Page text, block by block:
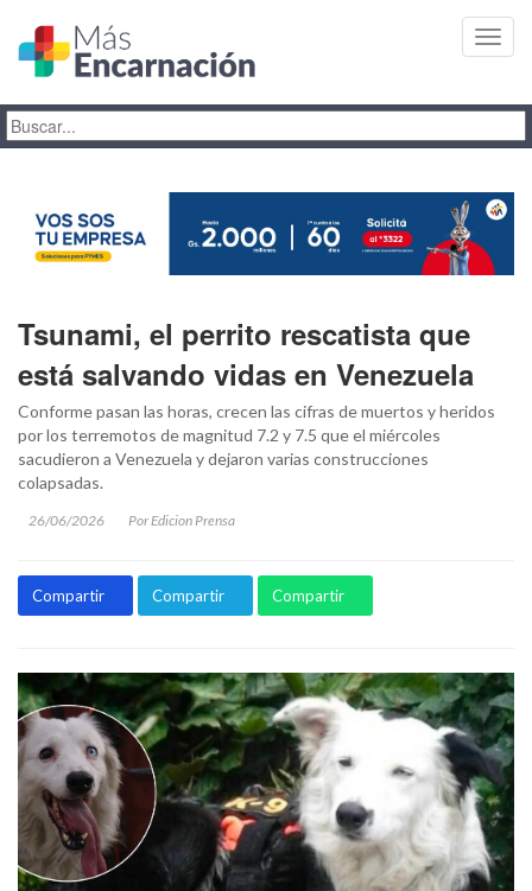
Tsunami, el perrito rescatista que
está salvando vidas en Venezuela
Conforme pasan las horas, crecen las cifras de muertos y heridos
por los terremotos de magnitud 7.2 y 7.5 que el miércoles
sacudieron a Venezuela y dejaron varias construcciones
colapsadas.
26/06/2026 Por Edicion Prensa
Compartir Compartir Compartir